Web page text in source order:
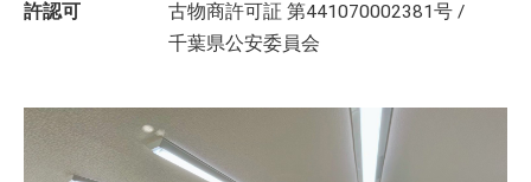
許認可
古物商許可証 第441070002381号 /
千葉県公安委員会